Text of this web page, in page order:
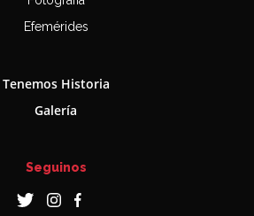
Efemérides
Tenemos Historia
Galería
Seguinos